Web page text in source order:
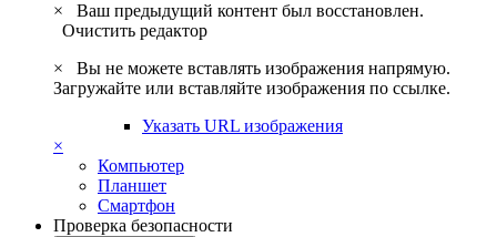
×
Ваш предыдущий контент был восстановлен.
Очистить редактор
×
Вы не можете вставлять изображения напрямую.
Загружайте или вставляйте изображения по ссылке.
Указать URL изображения
×
Компьютер
Планшет
Смартфон
Проверка безопасности